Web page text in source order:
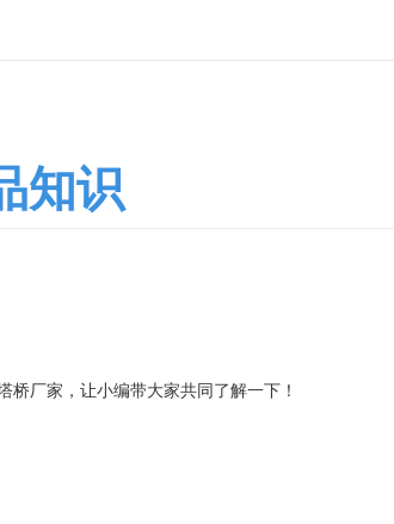
知识
厂家，让小编带大家共同了解一下！